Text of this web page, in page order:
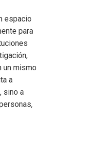
espacio
para
un mismo
a
sino a